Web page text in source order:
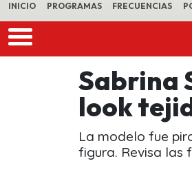
INICIO PROGRAMAS FRECUENCIAS
Sabrina
look
La modelo fue
figura. Revisa las